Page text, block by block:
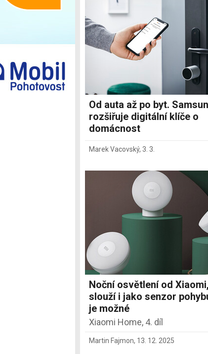
Od auta až po byt.
rozšiřuje digitální klíče o
domácnost
Marek Vacovský, 3. 3.
Noční osvětlení od
slouží i jako senzor
je možné
Xiaomi Home, 4. díl
Martin Fajmon, 13. 12. 2025